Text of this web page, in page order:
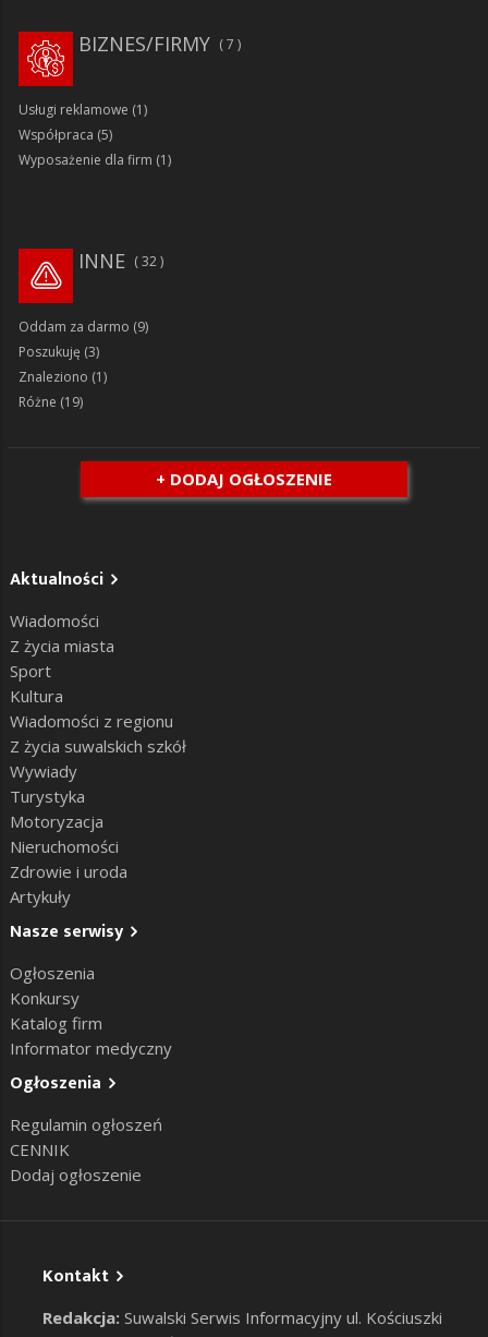
7
BIZNES/FIRMY
Usługi reklamowe (1)
Współpraca (5)
Wyposażenie dla firm (1)
32
INNE
Oddam za darmo (9)
Poszukuję (3)
Znaleziono (1)
Różne (19)
+ DODAJ OGŁOSZENIE
Aktualności
Wiadomości
Z życia miasta
Sport
Kultura
Wiadomości z regionu
Z życia suwalskich szkół
Wywiady
Turystyka
Motoryzacja
Nieruchomości
Zdrowie i uroda
Artykuły
Nasze serwisy
Ogłoszenia
Konkursy
Katalog firm
Informator medyczny
Ogłoszenia
Regulamin ogłoszeń
CENNIK
Dodaj ogłoszenie
Kontakt
Redakcja: Suwalski Serwis Informacyjny ul. Kościuszki